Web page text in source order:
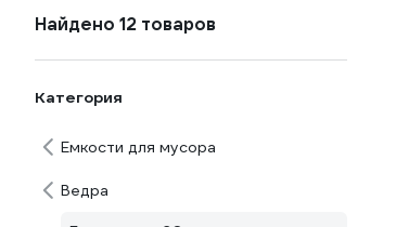
Найдено 12 товаров
Категория
Емкости для мусора
Ведра